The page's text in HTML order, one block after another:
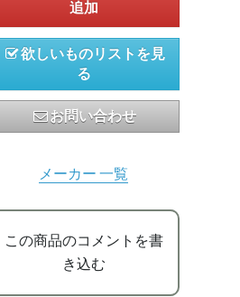
欲しいものリストを見
る
お問い合わせ
メーカー 一覧
この商品のコメントを書
き込む